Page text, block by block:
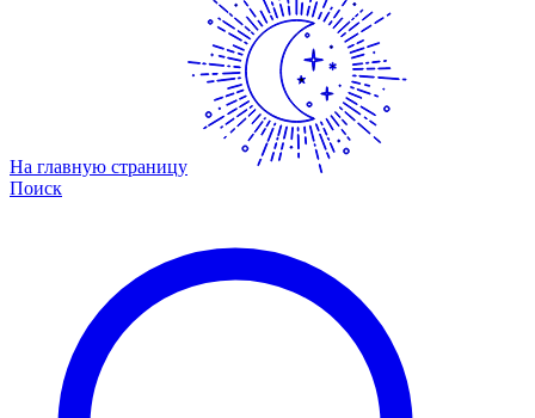
На главную страницу
Поиск